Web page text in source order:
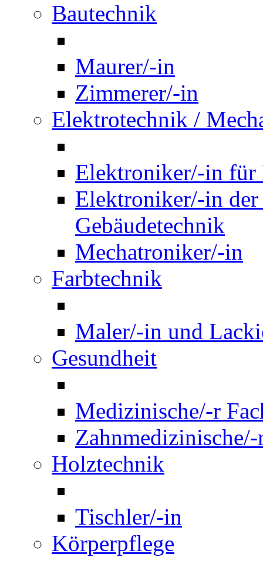
Bautechnik
Maurer/-in
Zimmerer/-in
Elektrotechnik /
Elektroniker/-in für
Elektroniker/-in
Gebäudetechnik
Mechatroniker/-in
Farbtechnik
Maler/-in und
Gesundheit
Medizinische/-r
Holztechnik
Tischler/-in
Körperpflege